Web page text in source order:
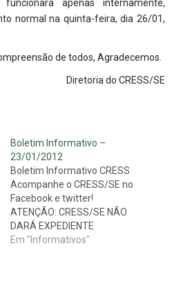
apenas internamente,
normal na quinta-feira, dia 26/01,
de todos, Agradecemos.
Diretoria do CRESS/SE
Boletim Informativo –
23/01/2012
Boletim Informativo CRESS
Acompanhe o CRESS/SE no
Facebook e twitter!
ATENÇÃO: CRESS/SE NÃO
DARÁ EXPEDIENTE
EXTERNO NESTA QUARTA-
Em "Informativos"